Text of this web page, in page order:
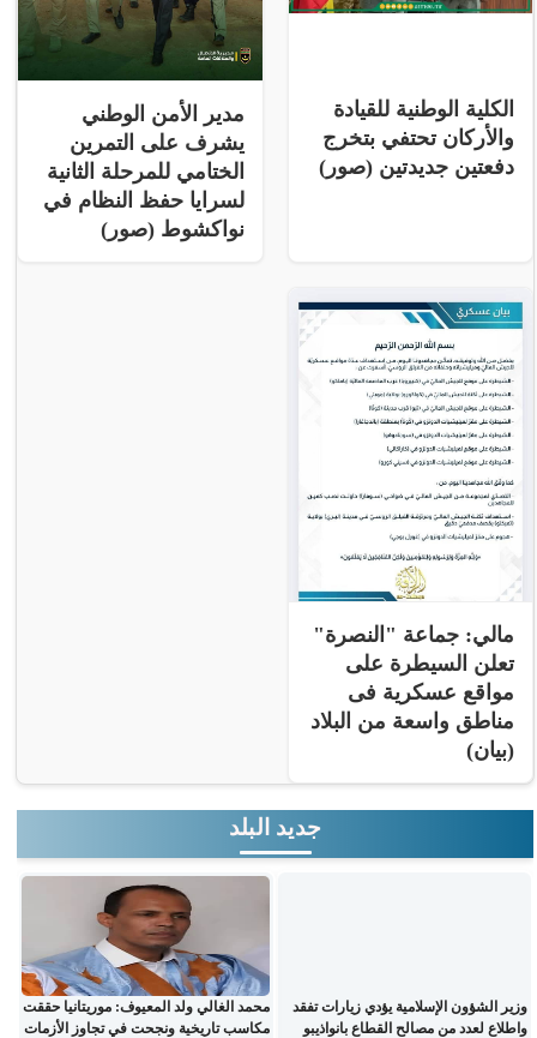
الكلية الوطنية للقيادة
والأركان تحتفي بتخرج
دفعتين جديدتين (صور)
مدير الأمن الوطني
يشرف على التمرين
الختامي للمرحلة الثانية
لسرايا حفظ النظام في
نواكشوط (صور)
مالي: جماعة "النصرة"
تعلن السيطرة على
مواقع عسكرية فى
مناطق واسعة من البلاد
(بيان)
جديد البلد
وزير الشؤون الإسلامية يؤدي زيارات تفقد
واطلاع لعدد من مصالح القطاع بانواذيبو
محمد الغالي ولد المعيوف: موريتانيا حققت
مكاسب تاريخية ونجحت في تجاوز الأزمات